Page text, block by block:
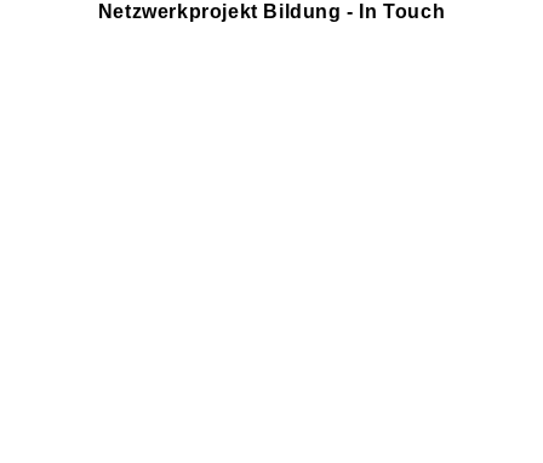
Netzwerkprojekt Bildung - In Touch